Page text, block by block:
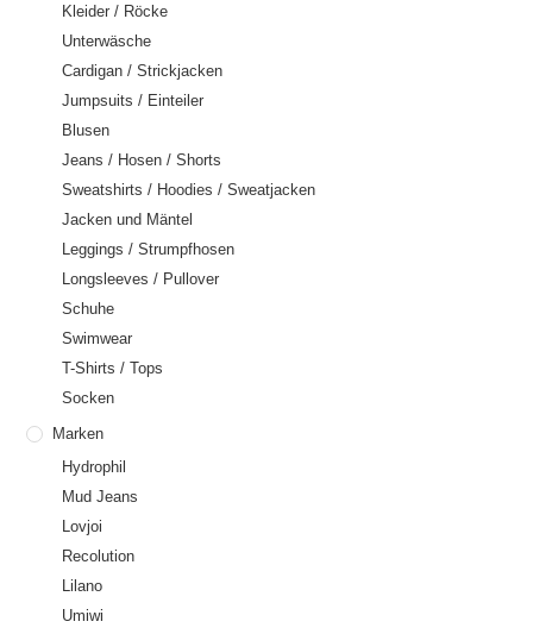
Kleider / Röcke
Unterwäsche
Cardigan / Strickjacken
Jumpsuits / Einteiler
Blusen
Jeans / Hosen / Shorts
Sweatshirts / Hoodies / Sweatjacken
Jacken und Mäntel
Leggings / Strumpfhosen
Longsleeves / Pullover
Schuhe
Swimwear
T-Shirts / Tops
Socken
Marken
Hydrophil
Mud Jeans
Lovjoi
Recolution
Lilano
Umiwi